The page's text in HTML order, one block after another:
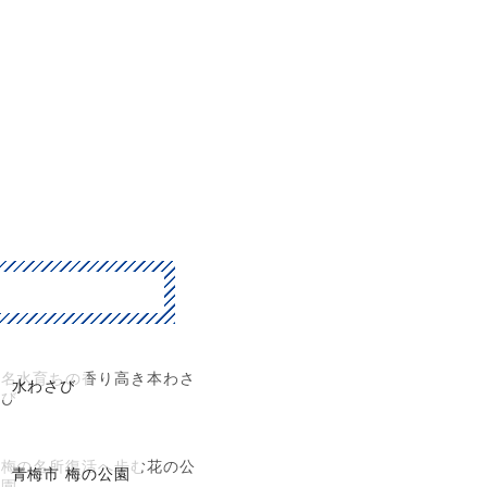
水わさび
名水育ちの香り高き本わさ
び
青梅市 梅の公園
梅の名所復活へ歩む花の公